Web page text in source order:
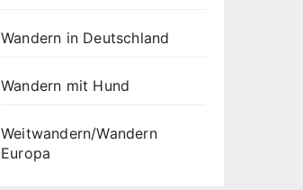
Wandern in Deutschland
Wandern mit Hund
Weitwandern/Wandern
Europa